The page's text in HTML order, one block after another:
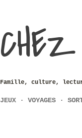
Famille, culture,
JEUX VOYAGES